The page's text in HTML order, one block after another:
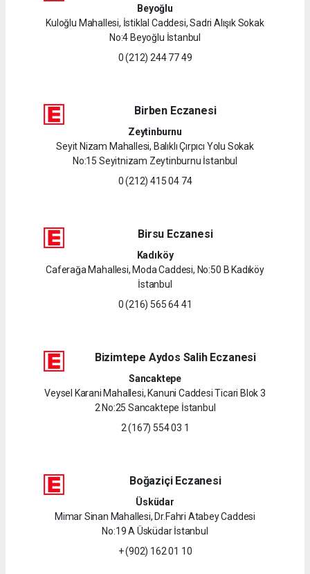
Beyoğlu
Kuloğlu Mahallesi, İstiklal Caddesi, Sadri Alışık Sokak
No:4 Beyoğlu İstanbul
0 (212) 244 77 49
Birben Eczanesi
Zeytinburnu
Seyit Nizam Mahallesi, Balıklı Çırpıcı Yolu Sokak
No:15 Seyitnizam Zeytinburnu İstanbul
0 (212) 415 04 74
Birsu Eczanesi
Kadıköy
Caferağa Mahallesi, Moda Caddesi, No:50 B Kadıköy
İstanbul
0 (216) 565 64 41
Bizimtepe Aydos Salih Eczanesi
Sancaktepe
Veysel Karani Mahallesi, Kanuni Caddesi Ticari Blok 3
2 No:25 Sancaktepe İstanbul
2 (167) 554 03 1
Boğaziçi Eczanesi
Üsküdar
Mimar Sinan Mahallesi, Dr.Fahri Atabey Caddesi
No:19 A Üsküdar İstanbul
+ (902) 162 01 10